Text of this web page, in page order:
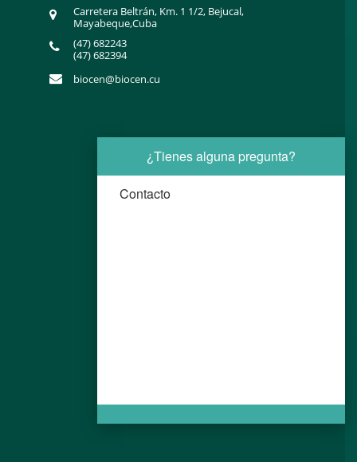
Carretera Beltrán, Km. 1 1/2, Bejucal,
Mayabeque,Cuba
(47) 682243
(47) 682394
biocen@biocen.cu
¿Tienes alguna pregunta?
Contacto